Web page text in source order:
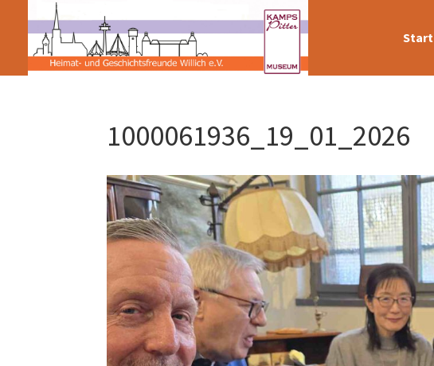
Start
1000061936_19_01_2026